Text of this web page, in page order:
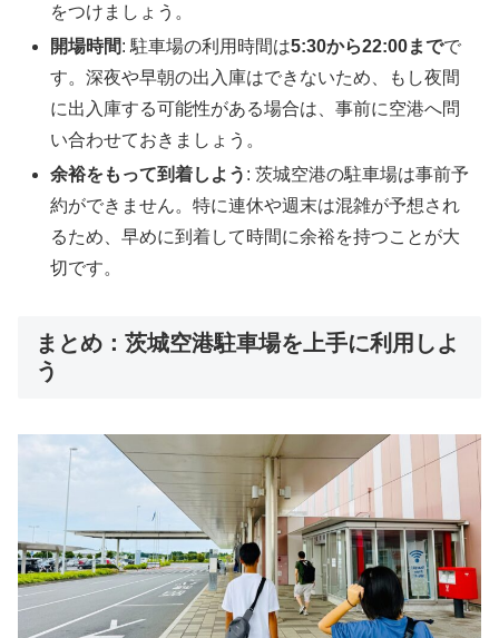
をつけましょう。
開場時間: 駐車場の利用時間は5:30から22:00までで
す。深夜や早朝の出入庫はできないため、もし夜間
に出入庫する可能性がある場合は、事前に空港へ問
い合わせておきましょう。
余裕をもって到着しよう : 茨城空港の駐車場は事前予
約ができません。特に連休や週末は混雑が予想され
るため、早めに到着して時間に余裕を持つことが大
切です。
まとめ：茨城空港駐車場を上手に利用しよ
う